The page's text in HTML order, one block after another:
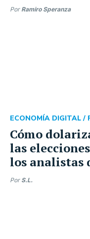
Por Ramiro Speranza
Cómo
las
los analistas
ECONOMÍA DIGITAL /
Por S.L.